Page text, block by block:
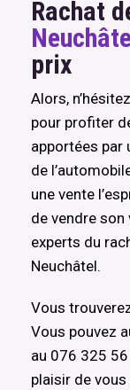
Rachat
prix
Alors,
pour profiter
apportées par
de
une vente
de vendre son
experts du
Neuchâtel.
Vous
Vous pouvez
au 076 325
plaisir de vous